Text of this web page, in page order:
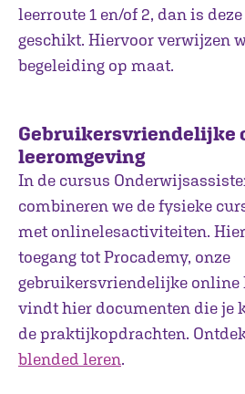
leerroute 1 en/of 2, dan is
geschikt. Hiervoor verwijzen
begeleiding op maat.
Gebruikersvriendelijke
leeromgeving
In de cursus
combineren we de fysieke
met onlinelesactiviteiten.
toegang tot Procademy, onze
gebruikersvriendelijke online
vindt hier documenten die je
de praktijkopdrachten.
blended leren.